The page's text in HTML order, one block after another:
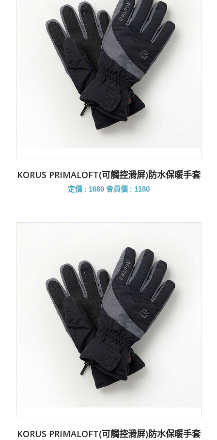
KORUS PRIMALOFT(可觸控滑屏)防水保暖手套
定價 : 1680 會員價 : 1180
KORUS PRIMALOFT(可觸控滑屏)防水保暖手套